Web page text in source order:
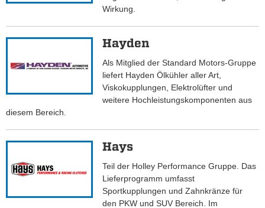
Wirkung.
Hayden
Als Mitglied der Standard Motors-Gruppe
liefert Hayden Ölkühler aller Art,
Viskokupplungen, Elektrolüfter und
weitere Hochleistungskomponenten aus
diesem Bereich.
Hays
Teil der Holley Performance Gruppe. Das
Lieferprogramm umfasst
Sportkupplungen und Zahnkränze für
den PKW und SUV Bereich. Im